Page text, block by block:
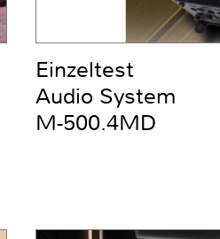
Einzeltest
Audio System
M-500.4MD